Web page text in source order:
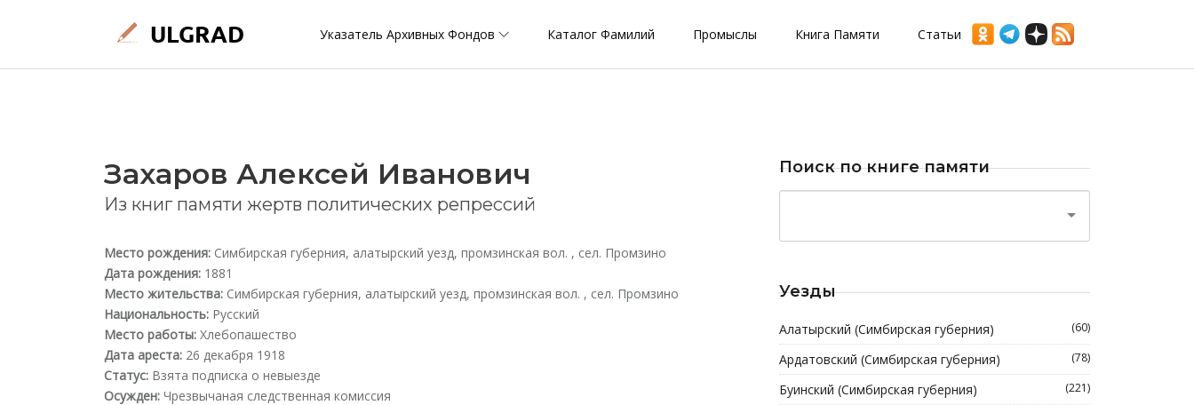
Указатель Архивных Фондов Каталог Фамилий Промыслы Книга Памяти Статьи
Захаров Алексей Иванович
Из книг памяти жертв политических репрессий
Место рождения: Симбирская губерния, алатырский уезд, промзинская вол. , сел. Промзино
Дата рождения: 1881
Место жительства: Симбирская губерния, алатырский уезд, промзинская вол. , сел. Промзино
Национальность: Русский
Место работы: Хлебопашество
Дата ареста: 26 декабря 1918
Статус: Взята подписка о невыезде
Осужден: Чрезвычаная следственная комиссия
Поиск по книге памяти
Уезды
Алатырский (Симбирская губерния) (60)
Ардатовский (Симбирская губерния) (78)
Буинский (Симбирская губерния) (221)